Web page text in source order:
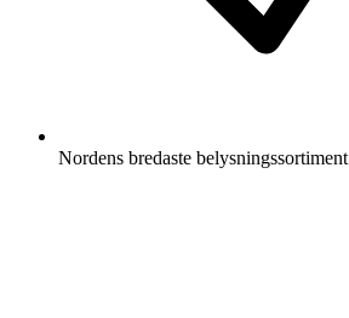
Nordens bredaste belysningssortiment